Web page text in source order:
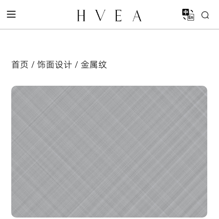
首页 /饰面设计 / 金属纹